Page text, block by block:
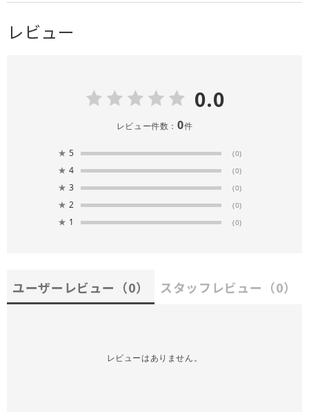
レビュー
0.0
レビュー件数： 0件
★ 5 (0)
★ 4 (0)
★ 3 (0)
★ 2 (0)
★ 1 (0)
ユーザーレビュー （0） スタッフレビュー （0）
レビューはありません。